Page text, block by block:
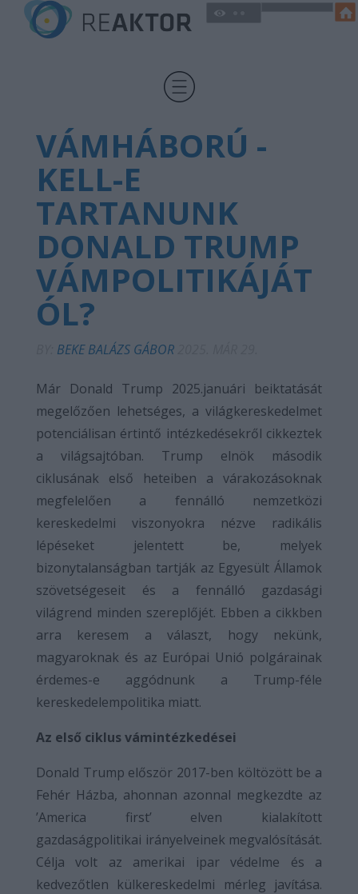
VÁMHÁBORÚ -
KELL-E
TARTANUNK
DONALD TRUMP
VÁMPOLITIKÁJÁT
ÓL?
BEKE BALÁZS GÁBOR
Már Donald Trump 2025.januári beiktatását
megelőzően lehetséges, a világkereskedelmet
potenciálisan értintő intézkedésekről cikkeztek
a világsajtóban. Trump elnök második
ciklusának első heteiben a várakozásoknak
megfelelően a fennálló nemzetközi
kereskedelmi viszonyokra nézve radikális
lépéseket jelentett be, melyek
bizonytalanságban tartják az Egyesült Államok
szövetségeseit és a fennálló gazdasági
világrend minden szereplőjét. Ebben a cikkben
arra keresem a választ, hogy nekünk,
magyaroknak és az Európai Unió polgárainak
érdemes-e aggódnunk a Trump-féle
kereskedelempolitika miatt.
Az első ciklus vámintézkedései
Donald Trump először 2017-ben költözött be a
Fehér Házba, ahonnan azonnal megkezdte az
’America first’ elven kialakított
gazdaságpolitikai irányelveinek megvalósítását.
Célja volt az amerikai ipar védelme és a
kedvezőtlen külkereskedelmi mérleg javítása.